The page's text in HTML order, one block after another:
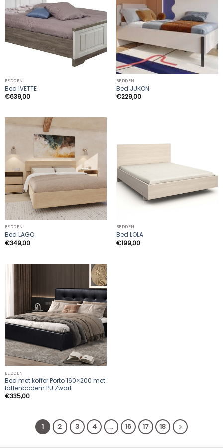
BEDDEN
Bed IVETTE
€639,00
BEDDEN
Bed JUKON
€229,00
BEDDEN
Bed LAGO
€349,00
BEDDEN
Bed LOLA
€199,00
BEDDEN
Bed met koffer Porto 160×200 met
lattenbodem PU Zwart
€335,00
1 2 3 4 … 16 17 18